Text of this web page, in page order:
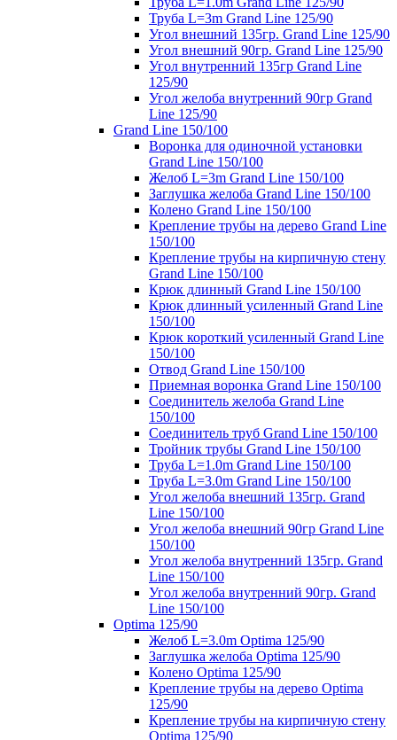
Труба L=3m Grand Line 125/90
Угол внешний 135гр. Grand Line 125/90
Угол внешний 90гр. Grand Line 125/90
Угол внутренний 135гр Grand Line
125/90
Угол желоба внутренний 90гр Grand
Line 125/90
Grand Line 150/100
Воронка для одиночной установки
Grand Line 150/100
Желоб L=3m Grand Line 150/100
Заглушка желоба Grand Line 150/100
Колено Grand Line 150/100
Крепление трубы на дерево Grand Line
150/100
Крепление трубы на кирпичную стену
Grand Line 150/100
Крюк длинный Grand Line 150/100
Крюк длинный усиленный Grand Line
150/100
Крюк короткий усиленный Grand Line
150/100
Отвод Grand Line 150/100
Приемная воронка Grand Line 150/100
Соединитель желоба Grand Line
150/100
Соединитель труб Grand Line 150/100
Тройник трубы Grand Line 150/100
Труба L=1.0m Grand Line 150/100
Труба L=3.0m Grand Line 150/100
Угол желоба внешний 135гр. Grand
Line 150/100
Угол желоба внешний 90гр Grand Line
150/100
Угол желоба внутренний 135гр. Grand
Line 150/100
Угол желоба внутренний 90гр. Grand
Line 150/100
Optima 125/90
Желоб L=3.0m Optima 125/90
Заглушка желоба Optima 125/90
Колено Optima 125/90
Крепление трубы на дерево Optima
125/90
Крепление трубы на кирпичную стену
Optima 125/90